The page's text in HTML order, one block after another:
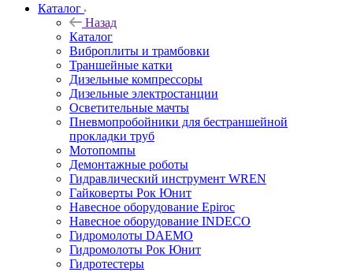
Каталог
Назад
Каталог
Виброплиты и трамбовки
Траншейные катки
Дизельные компрессоры
Дизельные электростанции
Осветительные мачты
Пневмопробойники для бестраншейной
прокладки труб
Мотопомпы
Демонтажные роботы
Гидравлический инструмент WREN
Гайковерты Рок Юнит
Навесное оборудование Epiroc
Навесное оборудование INDECO
Гидромолоты DAEMO
Гидромолоты Рок Юнит
Гидротестеры